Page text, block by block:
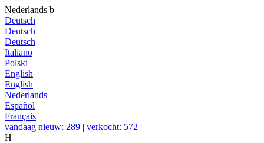
Nederlands b
Deutsch
Deutsch
Deutsch
Italiano
Polski
English
English
Nederlands
Español
Français
vandaag nieuw: 289 | verkocht: 572
H